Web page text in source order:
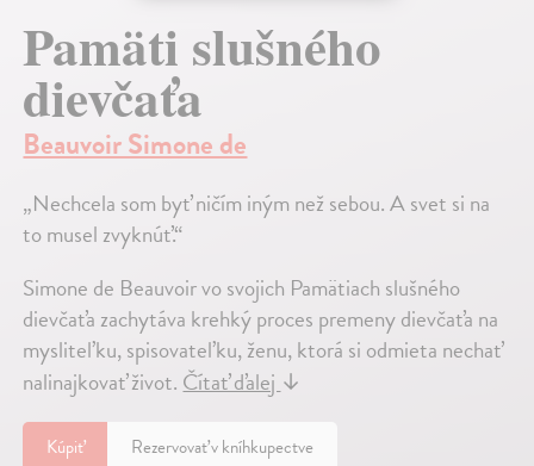
Pamäti slušného
dievčaťa
Beauvoir Simone de
„Nechcela som byť ničím iným než sebou. A svet si na
to musel zvyknúť.“
Simone de Beauvoir vo svojich Pamätiach slušného
dievčaťa zachytáva krehký proces premeny dievčaťa na
mysliteľku, spisovateľku, ženu, ktorá si odmieta nechať
nalinajkovať život.Čítať ďalej↓
Kúpiť Rezervovať v kníhkupectve